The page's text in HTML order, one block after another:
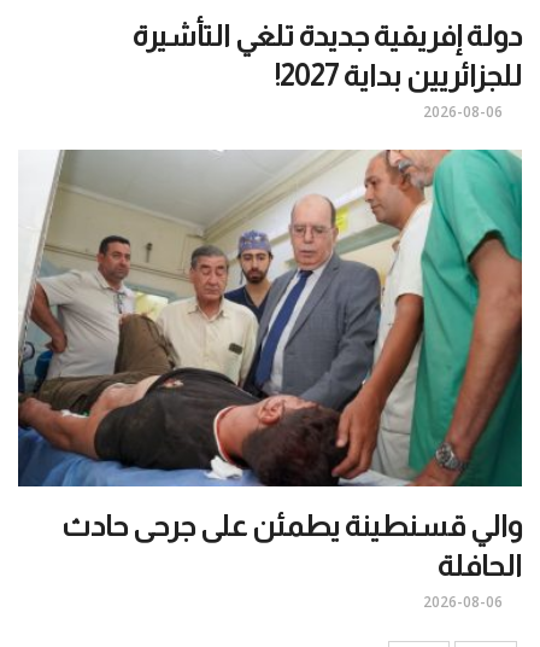
دولة إفريقية جديدة تلغي التأشيرة
للجزائريين بداية 2027!
2026-08-06
والي قسنطينة يطمئن على جرحى حادث
الحافلة
2026-08-06